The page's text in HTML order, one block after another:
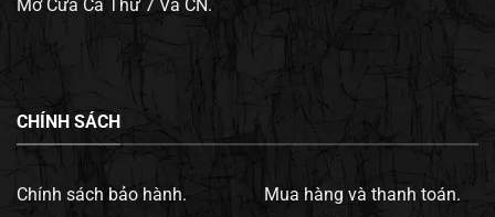
Mở Cửa Cả Thứ 7 Và CN.
CHÍNH SÁCH
Chính sách bảo hành. Mua hàng và thanh toán.